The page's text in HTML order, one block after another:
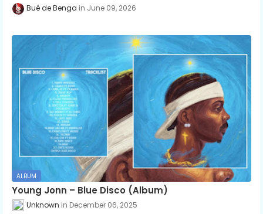
Bué de Benga June 09, 2026
ALBUM
Young Jonn – Blue Disco (Album)
Unknown December 06, 2025